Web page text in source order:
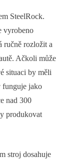
SteelRock.
vyrobeno
ručně rozložit a
Ačkoli může
situaci by měli
funguje jako
nad 300
produkovat
stroj dosahuje